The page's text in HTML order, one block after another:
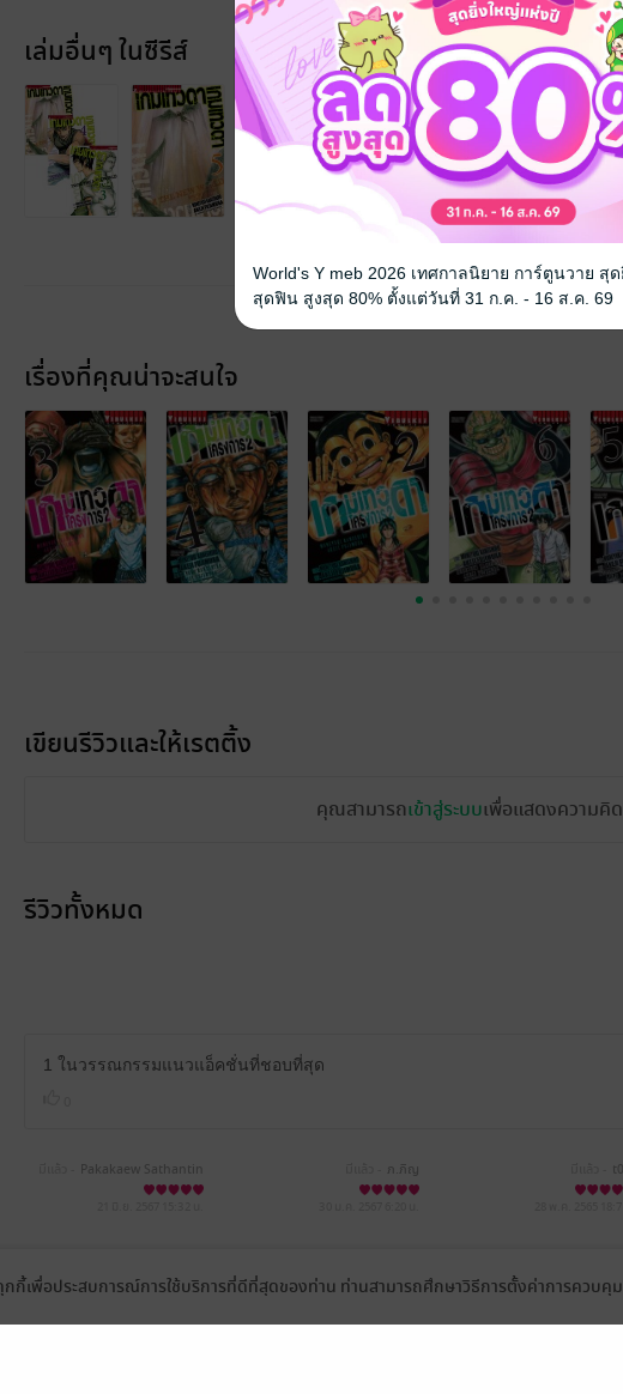
เล่มอื่นๆ ในซีรีส์
เรื่องที่คุณน่าจะสนใจ
เขียนรีวิวและให้เรตติ้ง
คุณสามารถเข้าสู่ระบบเพื่อแสดงความคิด
รีวิวทั้งหมด
1 ในวรรณกรรมแนวแอ็คชั่นที่ชอบที่สุด
Pakakaew Sathantin ภ.ภิญ
23 ต.ค. 256415:54 น. 3 ก.พ. 2564 12:39 น. 27 ก.พ. 2562
กกี้เพื่อประสบการณ์การใช้บริการที่ดีที่สุดของท่าน ท่านสามารถศึกษาวิธีการตั้งค่าการควบ
World's Y meb 2026 เทศกาลนิยาย การ์ตูนวาย สุ
สุดฟิน สูงสุด 80% ตั้งแต่วันที่ 31 ก.ค. - 16 ส.ค. 69